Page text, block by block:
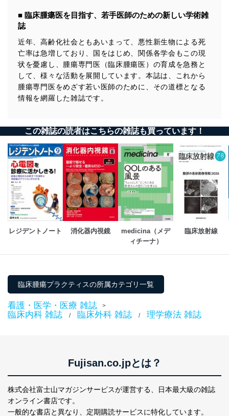
■ 臨床腫瘍医を目指す、若手医師のための新しい学術雑
誌
近年、高齢化社会ともあいまって、悪性新生物による死
亡率は急増しており、国をはじめ、関係各学会もこの現
状を憂慮し、腫瘍専門医（臨床腫瘍医）の育成を急務と
して、様々な活動を展開しています。本誌は、これから
腫瘍専門医をめざす若い医師のために、その道標となる
情報を網羅した雑誌です。
この雑誌の読者はこちらの雑誌も買っています！
レジデントノート 消化器内視鏡
medicina（メデ
ィチーナ）
臨床放射線
臨床腫瘍プラクティスの所属カテゴリ一覧
看護・医学・医療 雑誌 >
臨床内科 雑誌 / 臨床外科 雑誌 / 理学療法 雑誌
Fujisan.co.jpとは？
株式会社富士山マガジンサービスが運営する、
日本最大級の雑誌
オンライン書店です。
一般的な書店と異なり、 定期購読サービスに特化しています。